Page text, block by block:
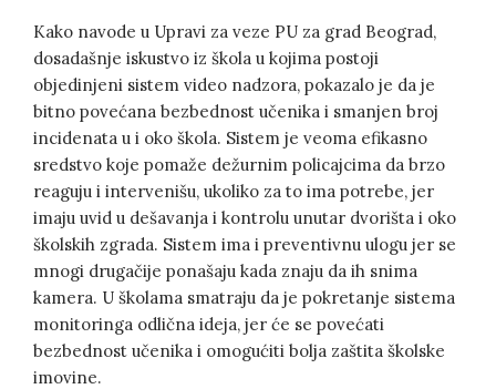
Kako navode u Upravi za veze PU za grad Beograd,
dosadašnje iskustvo iz škola u kojima postoji
objedinjeni sistem video nadzora, pokazalo je da je
bitno povećana bezbednost učenika i smanjen broj
incidenata u i oko škola. Sistem je veoma efikasno
sredstvo koje pomaže dežurnim policajcima da brzo
reaguju i intervenišu, ukoliko za to ima potrebe, jer
imaju uvid u dešavanja i kontrolu unutar dvorišta i oko
školskih zgrada. Sistem ima i preventivnu ulogu jer se
mnogi drugačije ponašaju kada znaju da ih snima
kamera. U školama smatraju da je pokretanje sistema
monitoringa odlična ideja, jer će se povećati
bezbednost učenika i omogućiti bolja zaštita školske
imovine.